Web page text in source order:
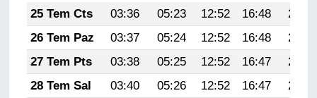
25 Tem Cts
03:36 05:23 12:52 16:48
20:11
26 Tem Paz
03:37 05:24 12:52 16:48
20:10
27 Tem Pts
03:38 05:25 12:52 16:47
20:09
28 Tem Sal
03:40 05:26 12:52 16:47
20:08